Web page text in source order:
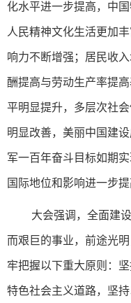
化水平进一步提高，中
人民精神文化生活更加
响力不断增强；居民收
酬提高与劳动生产率提
平明显提升，多层次社
明显改善，美丽中国建
军一百年奋斗目标如期
国际地位和影响进一步
大会强调，全面建
而艰巨的事业，前途光
牢把握以下重大原则：
特色社会主义道路，坚